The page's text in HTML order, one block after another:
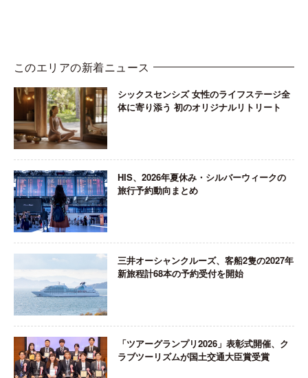
このエリアの新着ニュース
シックスセンシズ 女性のライフステージ全
体に寄り添う 初のオリジナルリトリート
HIS、2026年夏休み・シルバーウィークの
旅行予約動向まとめ
三井オーシャンクルーズ、客船2隻の2027年
新旅程計68本の予約受付を開始
「ツアーグランプリ2026」表彰式開催、ク
ラブツーリズムが国土交通大臣賞受賞